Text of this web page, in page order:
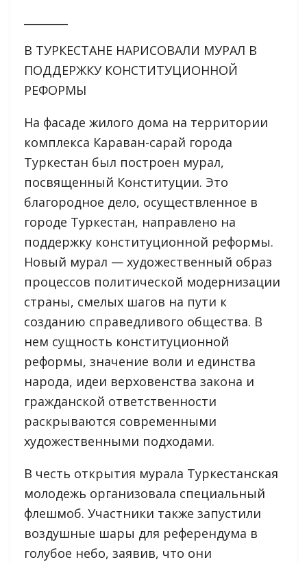
В ТУРКЕСТАНЕ НАРИСОВАЛИ МУРАЛ В
ПОДДЕРЖКУ КОНСТИТУЦИОННОЙ
РЕФОРМЫ
На фасаде жилого дома на территории
комплекса Караван-сарай города
Туркестан был построен мурал,
посвященный Конституции. Это
благородное дело, осуществленное в
городе Туркестан, направлено на
поддержку конституционной реформы.
Новый мурал — художественный образ
процессов политической модернизации
страны, смелых шагов на пути к
созданию справедливого общества. В
нем сущность конституционной
реформы, значение воли и единства
народа, идеи верховенства закона и
гражданской ответственности
раскрываются современными
художественными подходами.
В честь открытия мурала Туркестанская
молодежь организовала специальный
флешмоб. Участники также запустили
воздушные шары для референдума в
голубое небо, заявив, что они